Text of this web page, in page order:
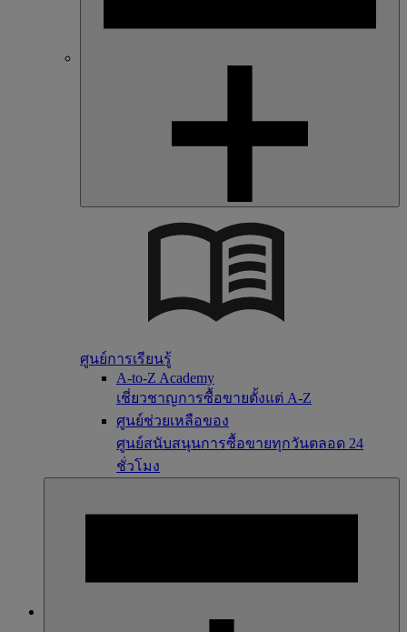
ศูนย์การเรียนรู้
A-to-Z Academy
เชี่ยวชาญการซื้อขายตั้งแต่ A-Z
ศูนย์ช่วยเหลือของ
ศูนย์สนับสนุนการซื้อขายทุกวันตลอด 24
ชั่วโมง